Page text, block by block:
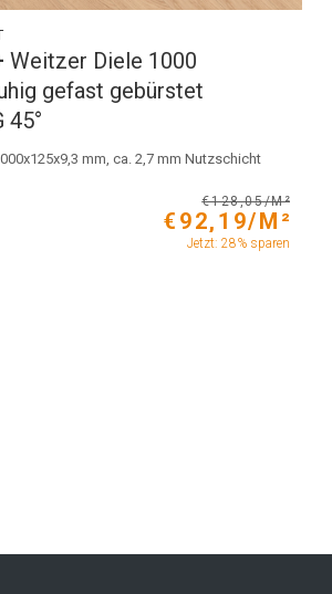
Weitzer Diele 1000
gefast gebürstet
45°
mm, ca. 2,7 mm Nutzschicht
€128,05/M²
€92,19/M²
Jetzt: 28% sparen